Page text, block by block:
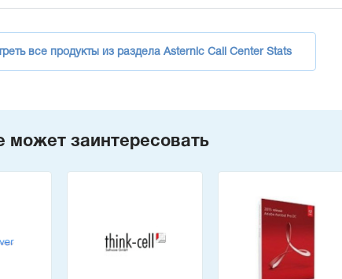
все продукты из раздела Asternic Call Center Stats
может заинтересовать